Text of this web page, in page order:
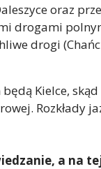
oraz
drogami
drogi
Kielce,
Rozkłady
a na